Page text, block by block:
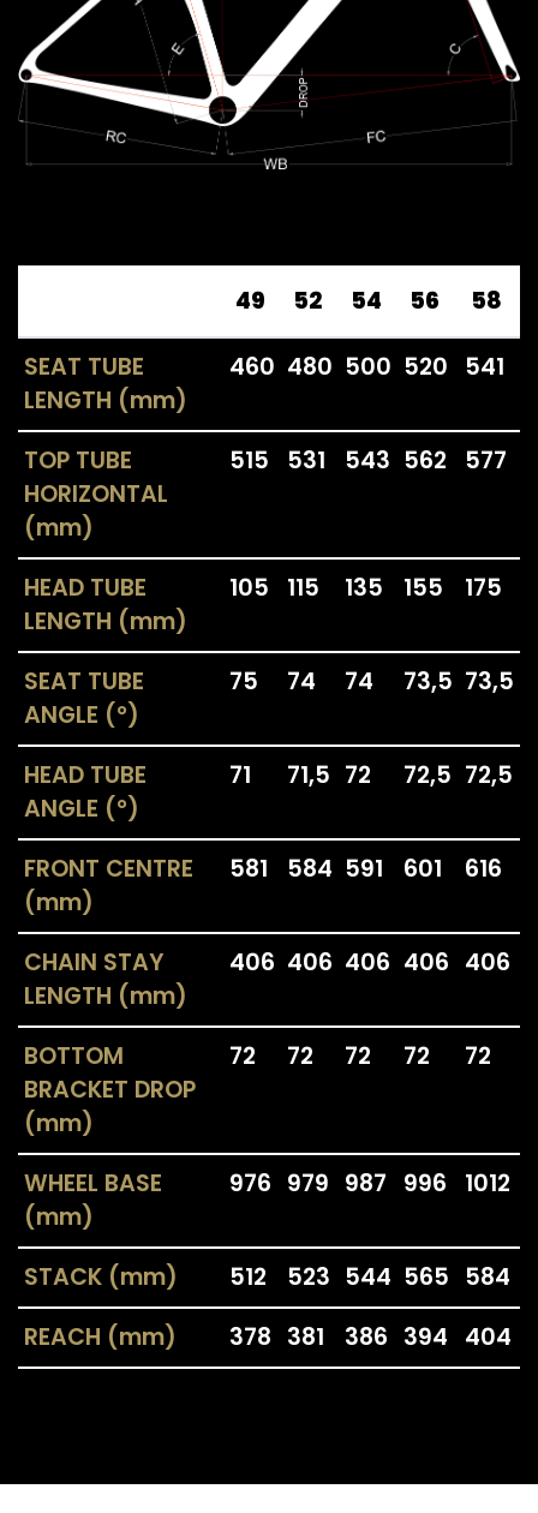
49 52 54 56 58
SEAT TUBE
LENGTH (mm)
460 480 500 520 541
TOP TUBE
HORIZONTAL
(mm)
515 531 543 562 577
HEAD TUBE
LENGTH (mm)
105 115 135 155 175
SEAT TUBE
ANGLE (°)
75 74 74 73,5 73,5
HEAD TUBE
ANGLE (°)
71 71,5 72 72,5 72,5
FRONT CENTRE
(mm)
581 584 591 601 616
CHAIN STAY
LENGTH (mm)
406 406 406 406 406
BOTTOM
BRACKET DROP
(mm)
72 72 72 72 72
WHEEL BASE
(mm)
976 979 987 996 1012
STACK (mm) 512 523 544 565 584
REACH (mm)
378 381 386 394 404